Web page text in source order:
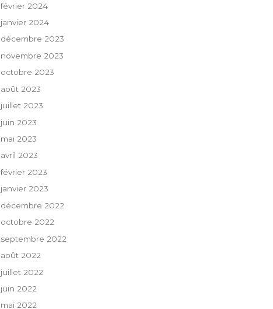
février 2024
janvier 2024
décembre 2023
novembre 2023
octobre 2023
août 2023
juillet 2023
juin 2023
mai 2023
avril 2023
février 2023
janvier 2023
décembre 2022
octobre 2022
septembre 2022
août 2022
juillet 2022
juin 2022
mai 2022